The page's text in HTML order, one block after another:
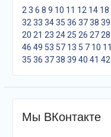
2 3 6 8 9 10 11 12 14 18
32 33 34 35 36 37 38 39
20 21 23 24 25 26 27 28
46 49 53 57 13 5 7 10 11
35 36 37 38 39 40 41 42
Мы ВКонтакте